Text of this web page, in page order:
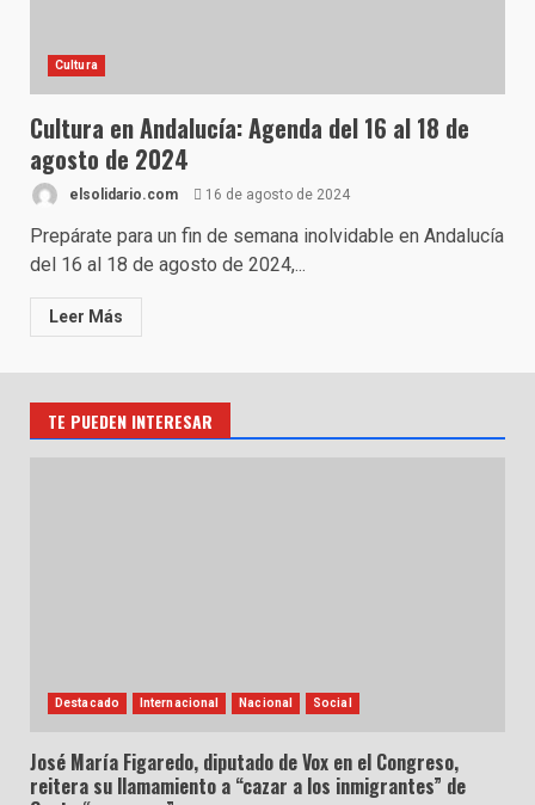
Cultura
Cultura en Andalucía: Agenda del 16 al 18 de
agosto de 2024
elsolidario.com 16 de agosto de 2024
Prepárate para un fin de semana inolvidable en Andalucía
del 16 al 18 de agosto de 2024,...
Leer Más
TE PUEDEN INTERESAR
Destacado Internacional Nacional Social
José María Figaredo, diputado de Vox en el Congreso,
reitera su llamamiento a “cazar a los inmigrantes” de